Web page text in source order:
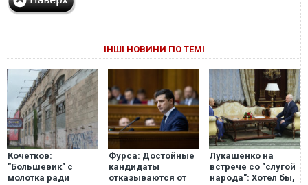
ІНШІ НОВИНИ ПО ТЕМІ
Кочетков:
"Большевик" с
молотка ради
Фурса: Достойные
кандидаты
отказываются от
Лукашенко на
встрече со "слугой
народа": Хотел бы,